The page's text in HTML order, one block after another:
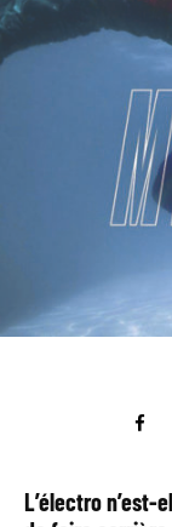
L’électro n’est-